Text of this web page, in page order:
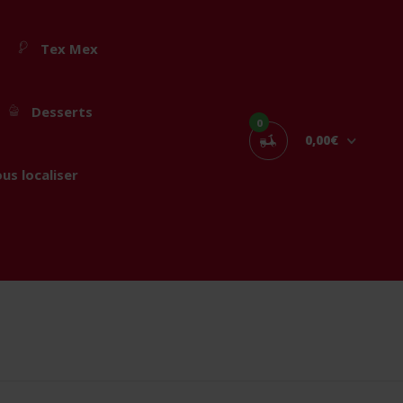
Tex Mex
Desserts
localiser
0,00€
0